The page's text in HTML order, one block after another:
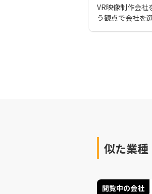
VR映像制作会社
う観点で会社を
似た業種
閲覧中の会社